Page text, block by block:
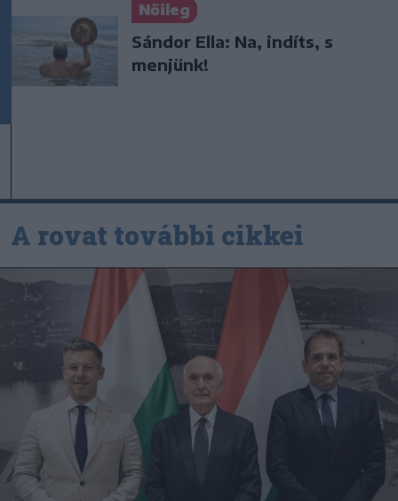
Nőileg
Sándor Ella: Na, indíts, s
menjünk!
A rovat további cikkei